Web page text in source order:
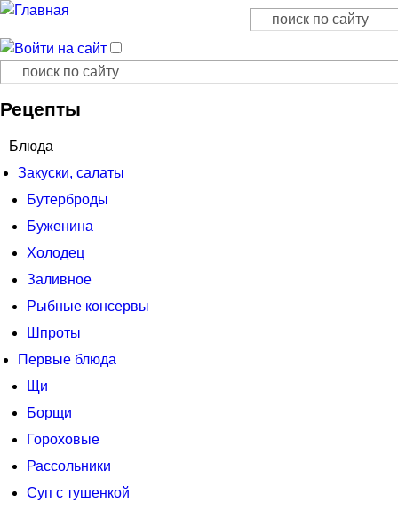
Форма поиска
Поиск
Форма поиска
Поиск
Рецепты
Блюда
Закуски, салаты
Бутерброды
Буженина
Холодец
Заливное
Рыбные консервы
Шпроты
Первые блюда
Щи
Борщи
Гороховые
Рассольники
Суп с тушенкой